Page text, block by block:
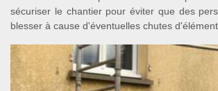
sécuriser le chantier pour éviter que des
blesser à cause d'éventuelles chutes